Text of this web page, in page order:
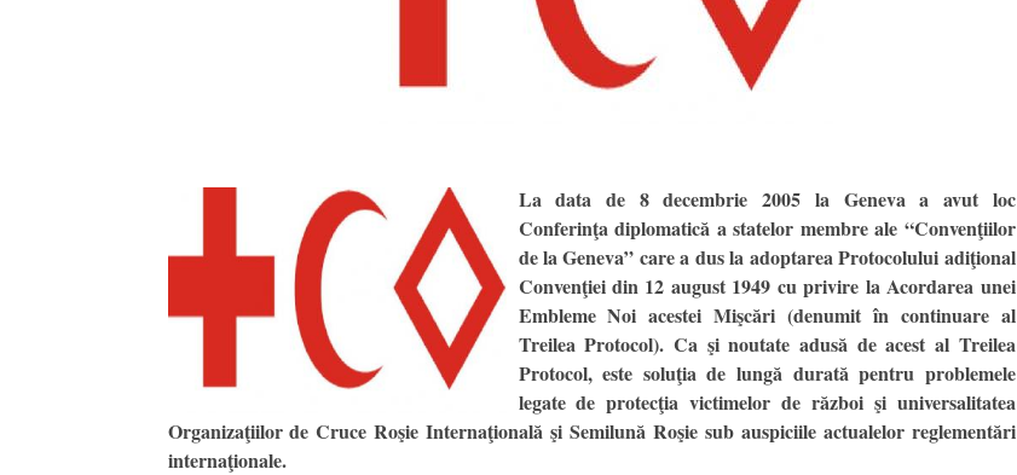
La data de 8 decembrie 2005 la Geneva a avut loc
Conferinţa diplomatică a statelor membre ale “Convenţiilor
de la Geneva” care a dus la adoptarea Protocolului adiţional
Convenţiei din 12 august 1949 cu privire la Acordarea unei
Embleme Noi acestei Mişcări (denumit în continuare al
Treilea Protocol). Ca şi noutate adusă de acest al Treilea
Protocol, este soluţia de lungă durată pentru problemele
legate de protecţia victimelor de război şi universalitatea
Organizaţiilor de Cruce Roşie Internaţională şi Semilună Roşie sub auspiciile actualelor reglementări
internaţionale.